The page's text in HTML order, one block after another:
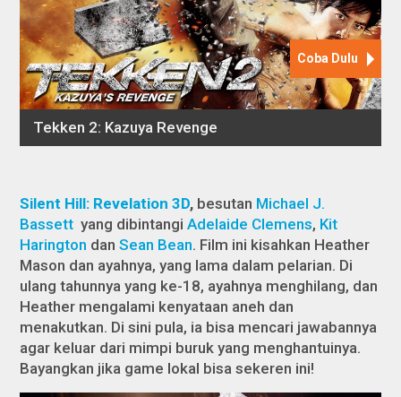
Silent Hill: Revelation 3D, besutan Michael J.
Bassett yang dibintangiAdelaide Clemens, Kit
Harington danSean Bean. Film ini kisahkan Heather
Mason dan ayahnya, yang lama dalam pelarian. Di
ulang tahunnya yang ke-18, ayahnya menghilang, dan
Heather mengalami kenyataan aneh dan
menakutkan. Di sini pula, ia bisa mencari jawabannya
agar keluar dari mimpi buruk yang menghantuinya.
Bayangkan jika game lokal bisa sekeren ini!